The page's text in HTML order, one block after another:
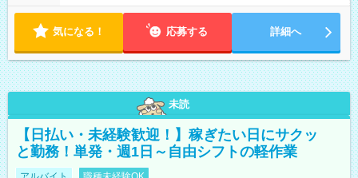
気になる！ 応募する 詳細へ
未読
【日払い・未経験歓迎！】稼ぎたい日にサクッ
と勤務！単発・週1日～自由シフトの軽作業